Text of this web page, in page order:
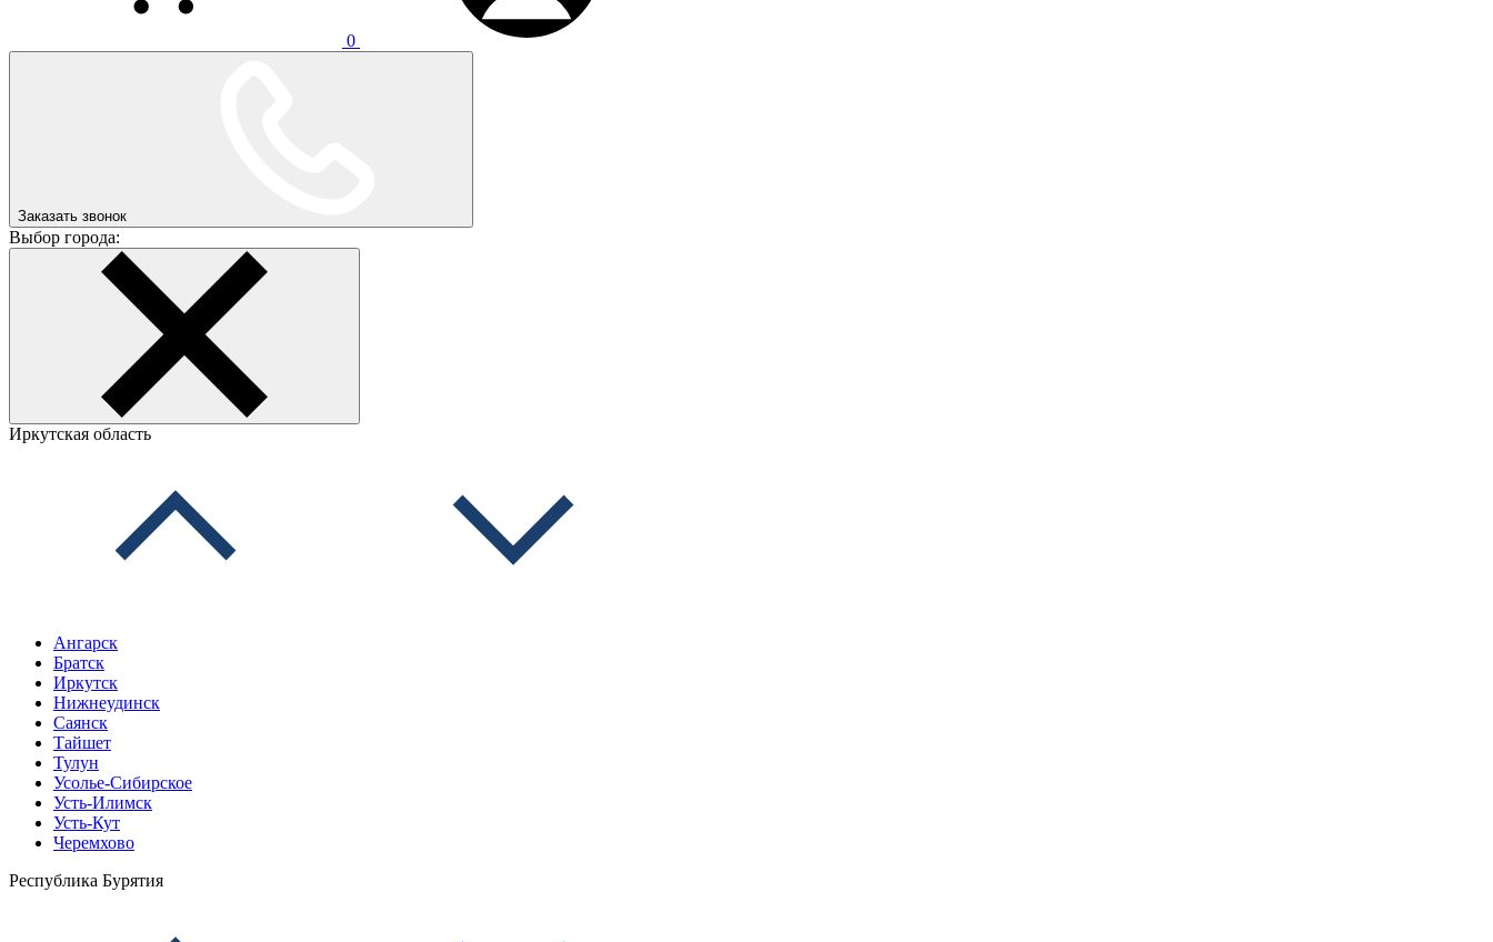
0
Заказать звонок
Выбор города:
Иркутская область
Ангарск
Братск
Иркутск
Нижнеудинск
Саянск
Тайшет
Тулун
Усолье-Сибирское
Усть-Илимск
Усть-Кут
Черемхово
Республика Бурятия